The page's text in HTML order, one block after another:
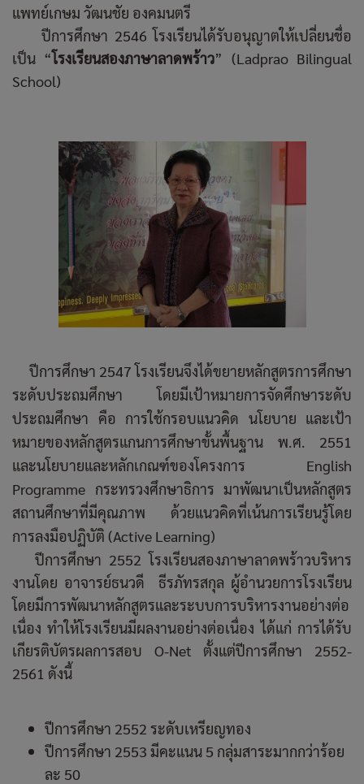
แพทย์เกษม วัฒนชัย องคมนตรี
ปีการศึกษา 2546 โรงเรียนได้รับอนุญาตให้เปลี่ยนชื่อ
เป็น “โรงเรียนสองภาษาลาดพร้าว” (Ladprao Bilingual
School)
ปีการศึกษา 2547 โรงเรียนจึงได้ขยายหลักสูตรการศึกษา
ระดับประถมศึกษา โดยมีเป้าหมายการจัดศึกษาระดับ
ประถมศึกษา คือ การใช้กรอบแนวคิด นโยบาย และเป้า
หมายของหลักสูตรแกนการศึกษาขั้นพื้นฐาน พ.ศ. 2551
และนโยบายและหลักเกณฑ์ของโครงการ English
Programme กระทรวงศึกษาธิการ มาพัฒนาเป็นหลักสูตร
สถานศึกษาที่มีคุณภาพ ด้วยแนวคิดที่เน้นการเรียนรู้โดย
การลงมือปฏิบัติ (Active Learning)
ปีการศึกษา 2552 โรงเรียนสองภาษาลาดพร้าวบริหาร
งานโดย อาจารย์ธนวดี ธีรภัทรสกุล ผู้อำนวยการโรงเรียน
โดยมีการพัฒนาหลักสูตรและระบบการบริหารงานอย่างต่อ
เนื่อง ทำให้โรงเรียนมีผลงานอย่างต่อเนื่อง ได้แก่ การได้รับ
เกียรติบัตรผลการสอบ O-Net ตั้งแต่ปีการศึกษา 2552-
2561 ดังนี้
ปีการศึกษา 2552 ระดับเหรียญทอง
ปีการศึกษา 2553 มีคะแนน 5 กลุ่มสาระมากกว่าร้อย
ละ 50